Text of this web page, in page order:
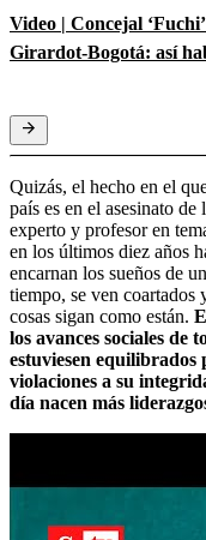
Video | Concejal
Girardot-Bogotá: así
Quizás, el hecho en el
país es en el asesinato
experto y profesor en
en los últimos diez años
encarnan los sueños de
tiempo, se ven coartados
cosas sigan como están.
los avances sociales de
estuviesen equilibrados
violaciones a su
día nacen más